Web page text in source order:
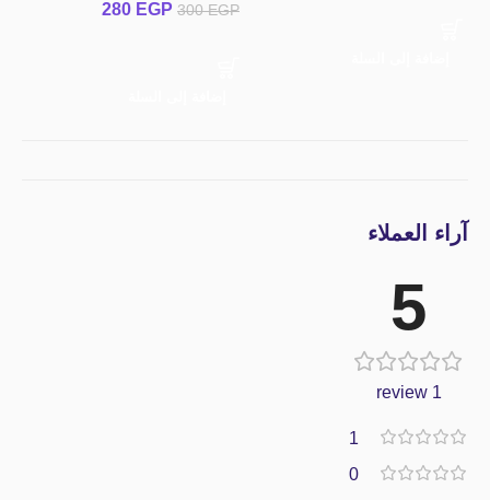
Demand 2-In-1 – درجة
300EGP
280 EGP
آراء العملاء
5
1 review
1
0